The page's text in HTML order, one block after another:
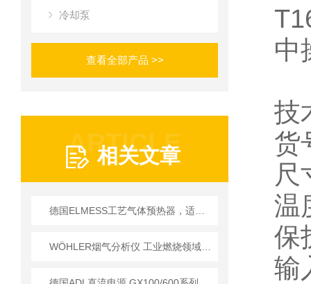
冷却泵
查看全部产品 >>
ARTICLE
相关文章
中
技
货
尺
温
保
输